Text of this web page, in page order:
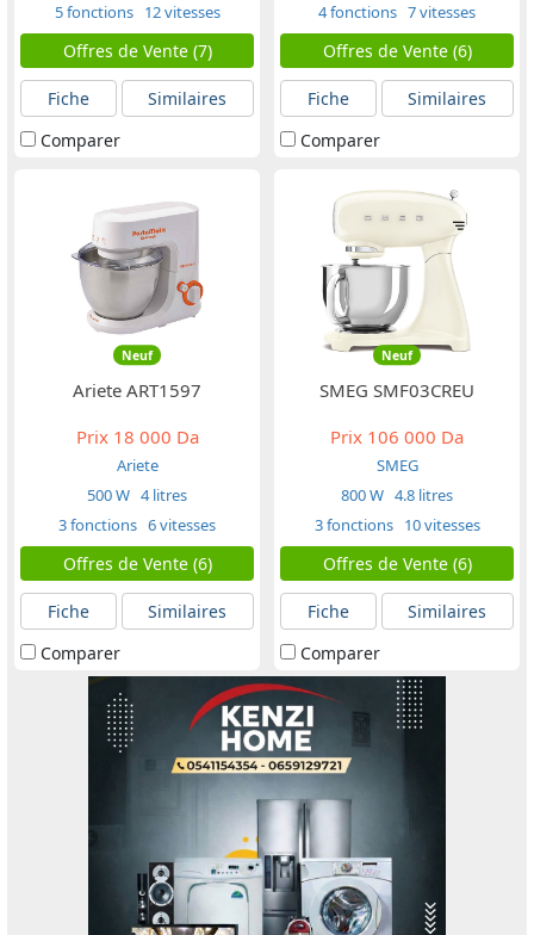
5 fonctions 12 vitesses
Offres de Vente (7)
Fiche
Similaires
Comparer
4 fonctions 7 vitesses
Offres de Vente (6)
Fiche
Similaires
Comparer
Neuf
Ariete ART1597
Prix18 000 Da
Ariete
500 W 4 litres
3 fonctions 6 vitesses
Offres de Vente (6)
Fiche
Similaires
Comparer
Neuf
SMEG SMF03CREU
Prix 106 000 Da
SMEG
800 W 4.8 litres
3 fonctions 10 vitesses
Offres de Vente (6)
Fiche
Similaires
Comparer